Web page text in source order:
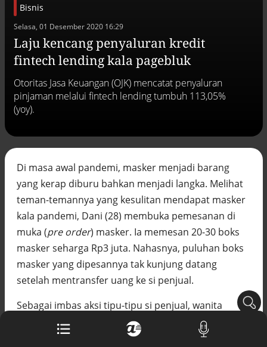
Bisnis
Selasa, 01 Desember 2020 16:29
Laju kencang penyaluran kredit
fintech lending kala pagebluk
Otoritas Jasa Keuangan (OJK) mencatat penyaluran
pinjaman melalui fintech lending tumbuh 113,05%
(yoy).
Di masa awal pandemi, masker menjadi barang
yang kerap diburu bahkan menjadi langka. Melihat
teman-temannya yang kesulitan mendapat masker
kala pandemi, Dani (28) membuka pemesanan di
muka (pre order) masker. Ia memesan 20-30 boks
masker seharga Rp3 juta. Nahasnya, puluhan boks
masker yang dipesannya tak kunjung datang
setelah mentransfer uang ke si penjual.
Sebagai imbas aksi tipu-tipu si penjual, wanita
berhijab ini berniat mengganti rugi kepada para
teman-temannya yang sudah lebih dahulu
Efek jera untuk pejabat abai LHKPN
Alinea.id - Peristiwa
Buku berusia 900 tahun ditemukan di
arsip rahasia Vatikan, ada prediksi
Akar persoalan berulangnya kekerasan
Alinea.id - Peristiwa
DPR minta penerbitan sertifikat pagar
laut diproses hukum
Alinea.id - Peristiwa
Mungkinkah duet Anies-Ahok terealisasi
di Pilpres 2029?
Alinea.id - Politik
imbau masyarakat hormati proses
Alinea.id - Peristiwa